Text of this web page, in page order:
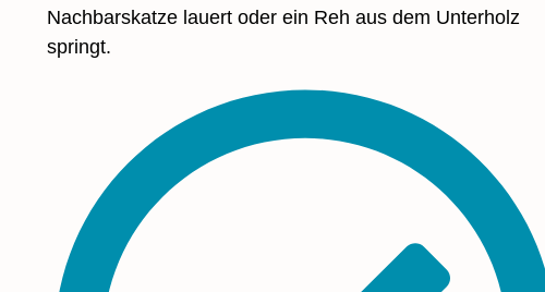
Nachbarskatze lauert oder ein Reh aus dem Unterholz
springt.